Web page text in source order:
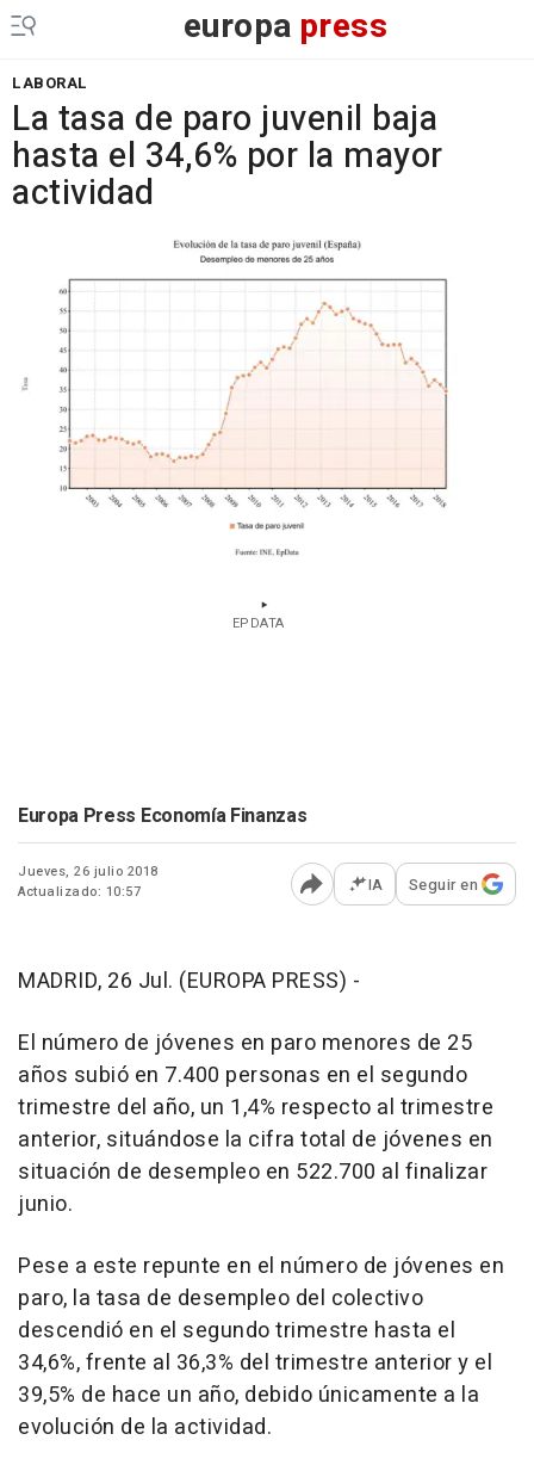
europa press
LABORAL
La tasa de paro juvenil baja
hasta el 34,6% por la mayor
actividad
EPDATA
Europa Press Economía Finanzas
Jueves, 26 julio 2018
Actualizado: 10:57
Abrir opciones para
IA Seguir en
MADRID, 26 Jul. (EUROPA PRESS) -
El número de jóvenes en paro menores de 25
años subió en 7.400 personas en el segundo
trimestre del año, un 1,4% respecto al trimestre
anterior, situándose la cifra total de jóvenes en
situación de desempleo en 522.700 al finalizar
junio.
Pese a este repunte en el número de jóvenes en
paro, la tasa de desempleo del colectivo
descendió en el segundo trimestre hasta el
34,6%, frente al 36,3% del trimestre anterior y el
39,5% de hace un año, debido únicamente a la
evolución de la actividad.